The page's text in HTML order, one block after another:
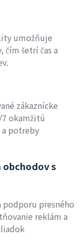
umožňuje
šetrí čas a
zákaznícke
okamžitú
potreby
obchodov s
presného
reklám a